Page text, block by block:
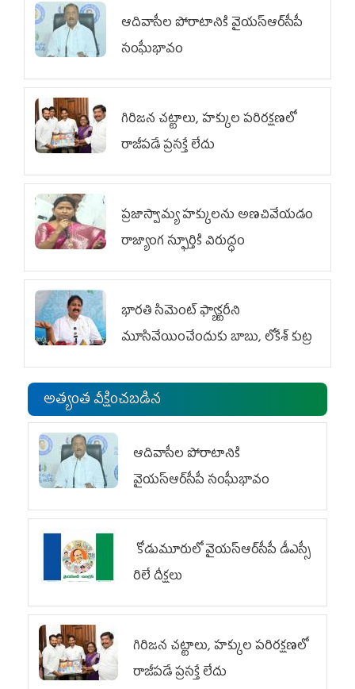
ఆదివాసీల పోరాటానికి వైయ‌స్ఆర్‌సీపీ
సంఘీభావం
గిరిజన చట్టాలు, హక్కుల పరిరక్షణలో
రాజీపడే ప్రసక్తే లేదు
ప్రజాస్వామ్య హక్కులను అణచివేయడం
రాజ్యాంగ స్ఫూర్తికి విరుద్ధం
భారతి సిమెంట్ ఫ్యాక్టరీని
మూసివేయించేందుకు బాబు, లోకేశ్ కుట్ర
అత్యంత వీక్షించబడిన
ఆదివాసీల పోరాటానికి
వైయ‌స్ఆర్‌సీపీ సంఘీభావం
కోడుమూరులో వైయ‌స్ఆర్‌సీపీ డీఎస్సీ
రిలే దీక్షలు
గిరిజన చట్టాలు, హక్కుల పరిరక్షణలో
రాజీపడే ప్రసక్తే లేదు